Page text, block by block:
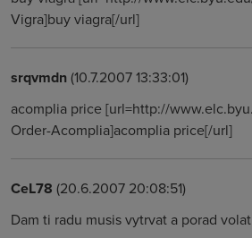
Vigra]buy viagra[/url]
srqvmdn(10.7.2007 13:33:01)
acomplia price [url=http://
Order-Acomplia]acomplia price[/url]
CeL78 (20.6.2007 20:08:51)
Dam ti radu musis vytrvat a porad